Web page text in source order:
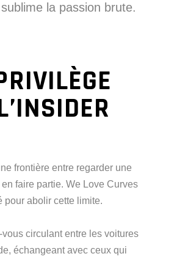
la passion brute.
frontière entre regarder une
faire partie. We Love Curves
pour abolir cette limite.
vous circulant entre les voitures
échangeant avec ceux qui